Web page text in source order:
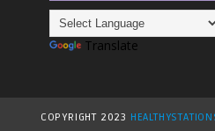
Translate
COPYRIGHT 2023